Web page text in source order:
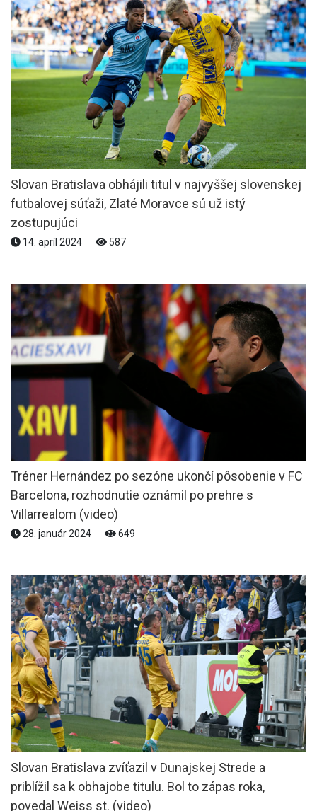
Slovan Bratislava obhájili titul v najvyššej slovenskej
futbalovej súťaži, Zlaté Moravce sú už istý
zostupujúci
14. apríl 2024 587
Tréner Hernández po sezóne ukončí pôsobenie v FC
Barcelona, rozhodnutie oznámil po prehre s
Villarrealom (video)
28. január 2024 649
Slovan Bratislava zvíťazil v Dunajskej Strede a
priblížil sa k obhajobe titulu. Bol to zápas roka,
povedal Weiss st. (video)